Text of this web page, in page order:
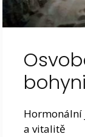
bohyni
Hormonální
a vitalitě